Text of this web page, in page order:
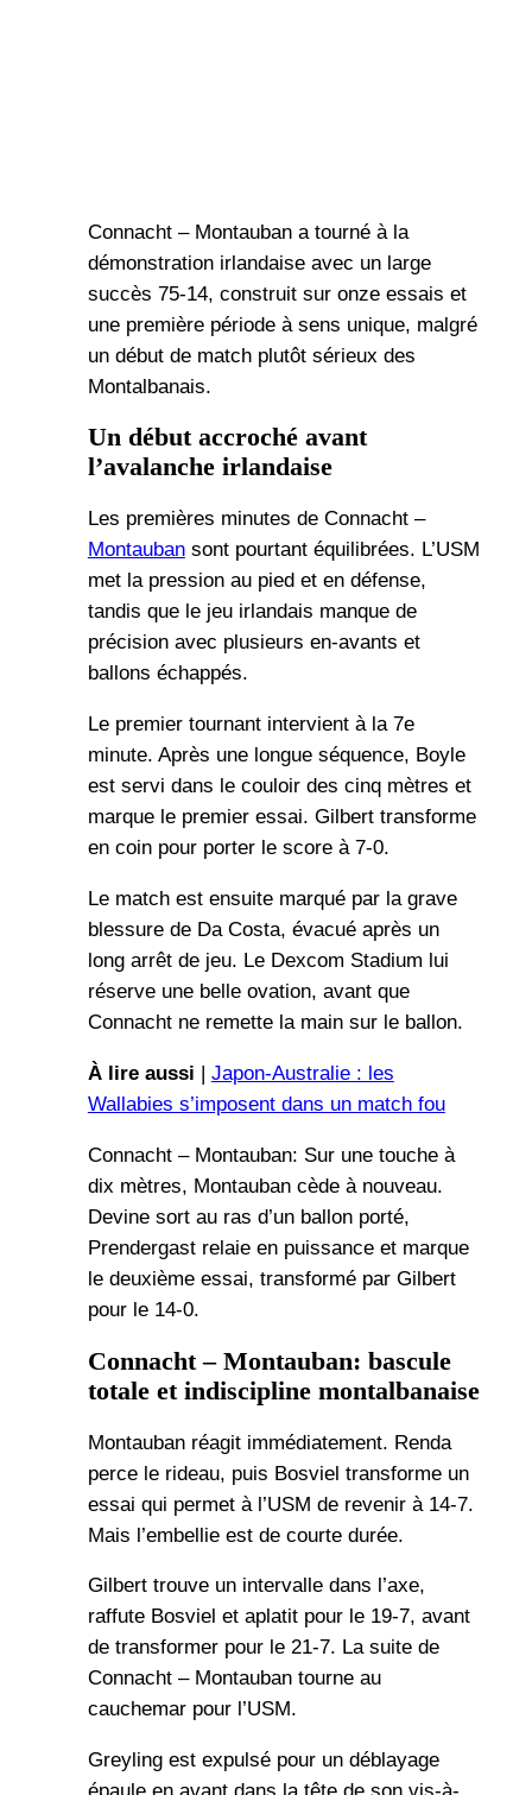
Connacht – Montauban a tourné à la
démonstration irlandaise avec un large
succès 75-14, construit sur onze essais et
une première période à sens unique, malgré
un début de match plutôt sérieux des
Montalbanais.
Un début accroché avant
l’avalanche irlandaise
Les premières minutes de Connacht –
Montaubansont pourtant équilibrées. L’USM
met la pression au pied et en défense,
tandis que le jeu irlandais manque de
précision avec plusieurs en-avants et
ballons échappés.
Le premier tournant intervient à la 7e
minute. Après une longue séquence, Boyle
est servi dans le couloir des cinq mètres et
marque le premier essai. Gilbert transforme
en coin pour porter le score à 7-0.
Le match est ensuite marqué par la grave
blessure de Da Costa, évacué après un
long arrêt de jeu. Le Dexcom Stadium lui
réserve une belle ovation, avant que
Connacht ne remette la main sur le ballon.
À lire aussi | Japon-Australie : les
Wallabies s’imposent dans un match fou
Connacht – Montauban: Sur une touche à
dix mètres, Montauban cède à nouveau.
Devine sort au ras d’un ballon porté,
Prendergast relaie en puissance et marque
le deuxième essai, transformé par Gilbert
pour le 14-0.
Connacht – Montauban: bascule
totale et indiscipline montalbanaise
Montauban réagit immédiatement. Renda
perce le rideau, puis Bosviel transforme un
essai qui permet à l’USM de revenir à 14-7.
Mais l’embellie est de courte durée.
Gilbert trouve un intervalle dans l’axe,
raffute Bosviel et aplatit pour le 19-7, avant
de transformer pour le 21-7. La suite de
Connacht – Montauban tourne au
cauchemar pour l’USM.
Greyling est expulsé pour un déblayage